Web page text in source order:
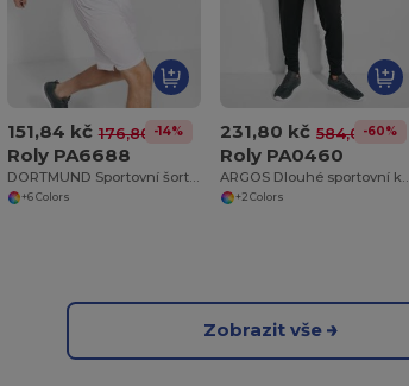
151,84 kč 176,80 kč-14%
Roly PA6688
DORTMUND Sportovní šortky s elastickým pasem s vnitřní stahovací šňůrkou
+6 Colors
231,80 kč 584,01 kč
-60%
Roly PA0460
+2 Colors
Zobrazit vše